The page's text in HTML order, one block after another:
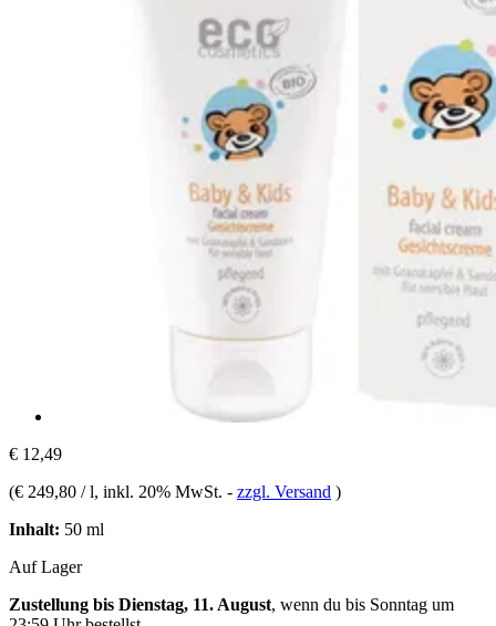
€ 12,49
(€ 249,80 / l, inkl. 20% MwSt. - zzgl. Versand )
Inhalt: 50 ml
Auf Lager
Zustellung bis Dienstag, 11. August, wenn du bis Sonntag um